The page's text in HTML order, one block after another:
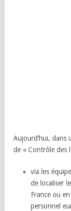
Aujourd’hui, dans
de « Contrôle des
via les
de localiser
France ou
personnel